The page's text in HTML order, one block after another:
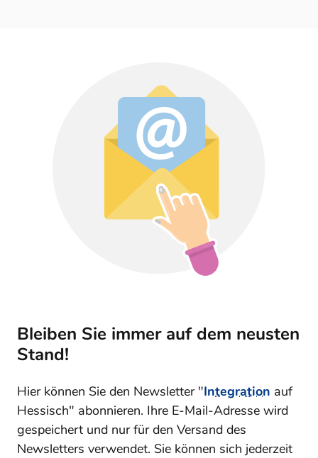
Bleiben Sie immer auf dem neusten
Stand!
Hier können Sie den Newsletter "Integration auf
Hessisch" abonnieren. Ihre E-Mail-Adresse wird
gespeichert und nur für den Versand des
Newsletters verwendet. Sie können sich jederzeit